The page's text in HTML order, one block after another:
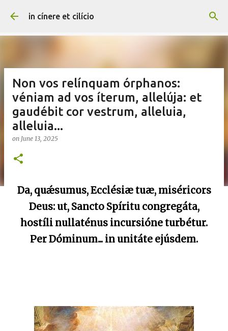
Skip to main content
in cínere et cilício
Non vos relínquam órphanos:
véniam ad vos íterum, allelúja: et
gaudébit cor vestrum, alleluia,
alleluia...
on June 13, 2025
Da, quǽsumus, Ecclésiæ tuæ, miséricors
Deus: ut, Sancto Spíritu congregáta,
hostíli nullaténus incursióne turbétur.
Per Dóminum... in unitáte ejúsdem.